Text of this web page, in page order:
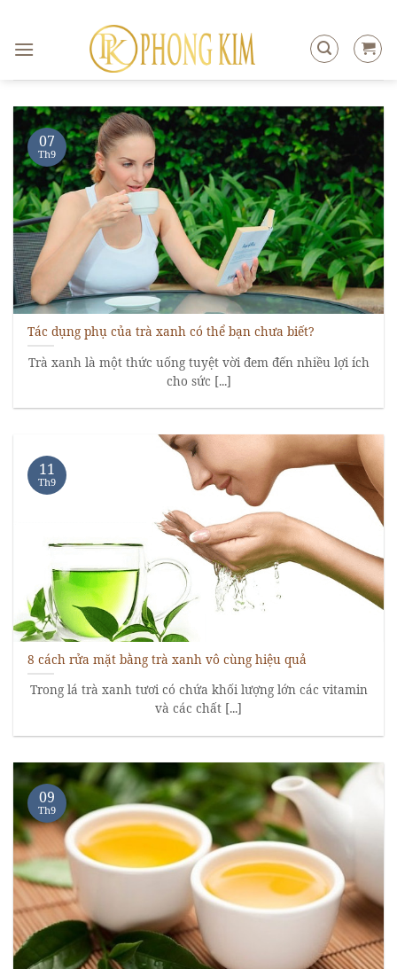
content
Tác dụng phụ của trà xanh có thể bạn chưa biết?
Trà xanh là một thức uống tuyệt vời đem đến nhiều lợi ích
cho sức [...]
07
Th9
8 cách rửa mặt bằng trà xanh vô cùng hiệu quả
Trong lá trà xanh tươi có chứa khối lượng lớn các vitamin
và các chất [...]
11
Th9
09
Th9